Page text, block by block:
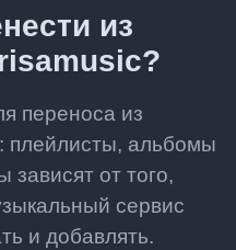
из
переноса из
плейлисты, альбомы
зависят от того,
сервис
и добавлять.